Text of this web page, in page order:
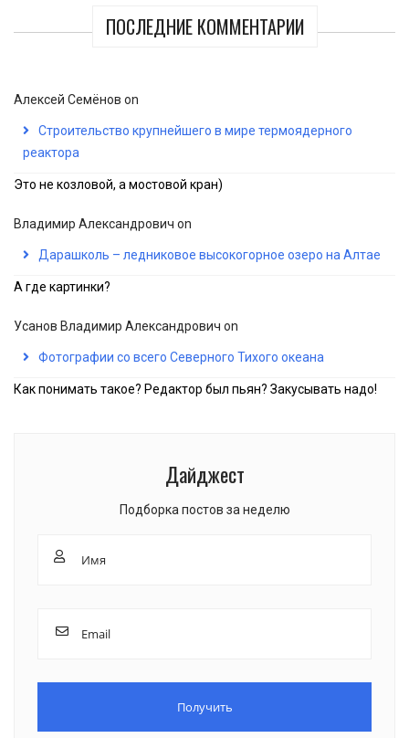
ПОСЛЕДНИЕ КОММЕНТАРИИ
Алексей Семёнов on
Строительство крупнейшего в мире термоядерного
реактора
Это не козловой, а мостовой кран)
Владимир Александрович on
Дарашколь – ледниковое высокогорное озеро на Алтае
А где картинки?
Усанов Владимир Александрович on
Фотографии со всего Северного Тихого океана
Как понимать такое? Редактор был пьян? Закусывать надо!
Дайджест
Подборка постов за неделю